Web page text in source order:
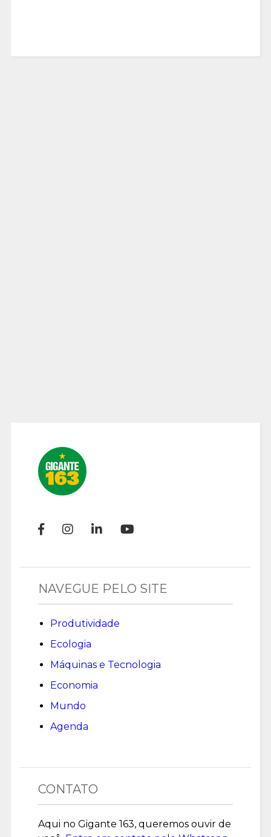
NAVEGUE PELO SITE
Produtividade
Ecologia
Máquinas e Tecnologia
Economia
Mundo
Agenda
CONTATO
Aqui no Gigante 163, queremos ouvir de